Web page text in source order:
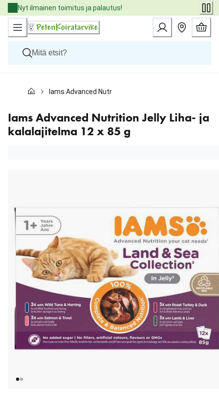
Skip
to
Content
Nyt ilmainen toimitus ja palautus!
Kissat
Eläinlääkäriruoat
Tuotemerkit
Uutuudet
Iams Advanced Nutrition Jelly Liha- ja kalalajitelma 12
Iams Advanced Nutrition Jelly Liha- ja
kalalajitelma 12 x 85 g